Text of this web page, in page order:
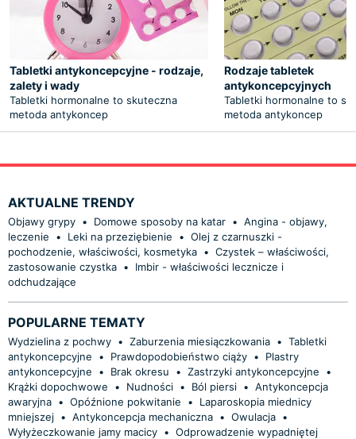
Tabletki antykoncepcyjne - rodzaje,
zalety i wady
Tabletki hormonalne to skuteczna
metoda antykoncep
Rodzaje tabletek
antykoncepcyjnych
Tabletki hormonalne to
metoda antykoncep
AKTUALNE TRENDY
Objawy grypy • Domowe sposoby na katar • Angina - objawy,
leczenie
• Leki na przeziębienie • Olej z czarnuszki -
pochodzenie, właściwości, kosmetyka • Czystek – właściwości,
zastosowanie czystka •
Imbir - właściwości lecznicze i
odchudzające
POPULARNE TEMATY
Wydzielina z pochwy • Zaburzenia miesiączkowania • Tabletki
antykoncepcyjne
• Prawdopodobieństwo ciąży •
Plastry
antykoncepcyjne
• Brak okresu • Zastrzyki antykoncepcyjne
•
Krążki dopochwowe
• Nudności • Ból piersi • Antykoncepcja
awaryjna • Opóźnione pokwitanie •
Laparoskopia miednicy
mniejszej • Antykoncepcja mechaniczna • Owulacja •
Wyłyżeczkowanie jamy macicy • Odprowadzenie wypadniętej